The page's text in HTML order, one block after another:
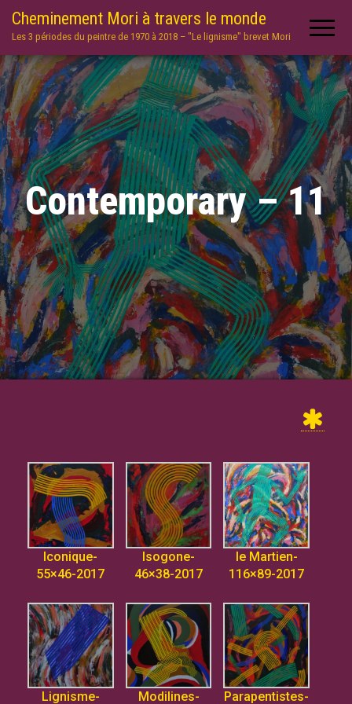
Cheminement Mori à travers le monde
Les 3 périodes du peintre de 1970 à 2018 – "Le lignisme" brevet Mori
Contemporary – 11
Iconique-
55×46-2017
Isogone-
46×38-2017
le Martien-
116×89-2017
Lignisme- Modilines- Parapentistes-